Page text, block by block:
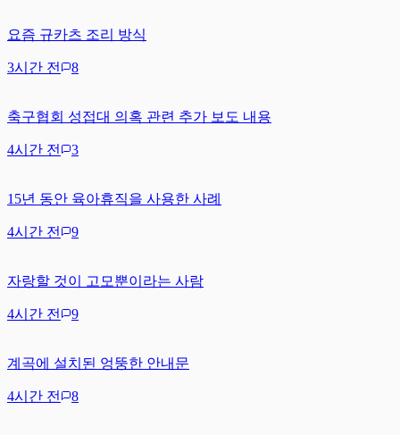
요즘 규카츠 조리 방식
3시간 전 8
축구협회 성접대 의혹 관련 추가 보도 내용
4시간 전 3
15년 동안 육아휴직을 사용한 사례
4시간 전 9
자랑할 것이 고모뿐이라는 사람
4시간 전 9
계곡에 설치된 엉뚱한 안내문
4시간 전 8